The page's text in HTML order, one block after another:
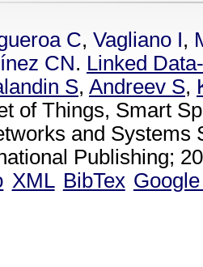
C, Vagliano I,
CN. Linked
S, Andreev S,
of Things, Smart
and Systems
Publishing;
XML BibTex